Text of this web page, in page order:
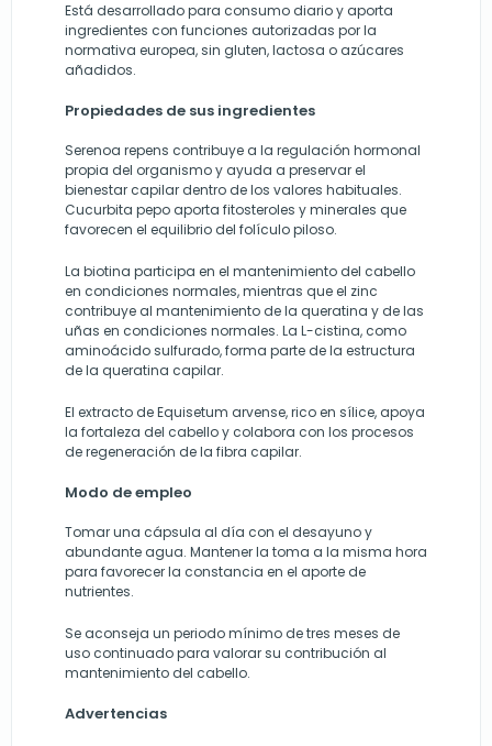
Está desarrollado para consumo diario y aporta
ingredientes con funciones autorizadas por la
normativa europea, sin gluten, lactosa o azúcares
añadidos.
Propiedades de sus ingredientes
Serenoa repens contribuye a la regulación hormonal
propia del organismo y ayuda a preservar el
bienestar capilar dentro de los valores habituales.
Cucurbita pepo aporta fitosteroles y minerales que
favorecen el equilibrio del folículo piloso.
La biotina participa en el mantenimiento del cabello
en condiciones normales, mientras que el zinc
contribuye al mantenimiento de la queratina y de las
uñas en condiciones normales. La L-cistina, como
aminoácido sulfurado, forma parte de la estructura
de la queratina capilar.
El extracto de Equisetum arvense, rico en sílice, apoya
la fortaleza del cabello y colabora con los procesos
de regeneración de la fibra capilar.
Modo de empleo
Tomar una cápsula al día con el desayuno y
abundante agua. Mantener la toma a la misma hora
para favorecer la constancia en el aporte de
nutrientes.
Se aconseja un periodo mínimo de tres meses de
uso continuado para valorar su contribución al
mantenimiento del cabello.
Advertencias